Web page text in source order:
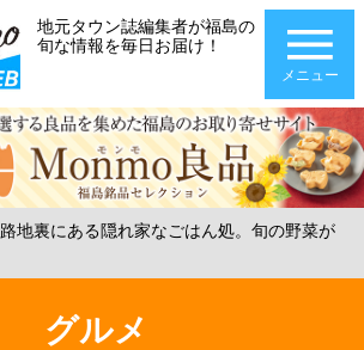
地元タウン誌編集者が福島の
旬な情報を毎日お届け！
メニュー
路地裏にある隠れ家なごはん処。旬の野菜が
グルメ